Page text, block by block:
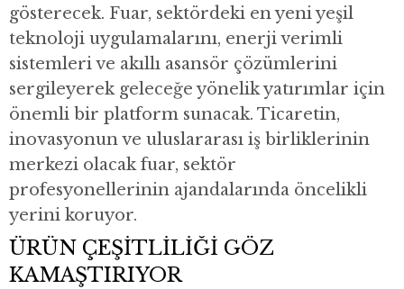
gösterecek. Fuar, sektördeki en yeni yeşil
teknoloji uygulamalarını, enerji verimli
sistemleri ve akıllı asansör çözümlerini
sergileyerek geleceğe yönelik yatırımlar için
önemli bir platform sunacak. Ticaretin,
inovasyonun ve uluslararası iş birliklerinin
merkezi olacak fuar, sektör
profesyonellerinin ajandalarında öncelikli
yerini koruyor.
ÜRÜN ÇEŞİTLİLİĞİ GÖZ
KAMAŞTIRIYOR